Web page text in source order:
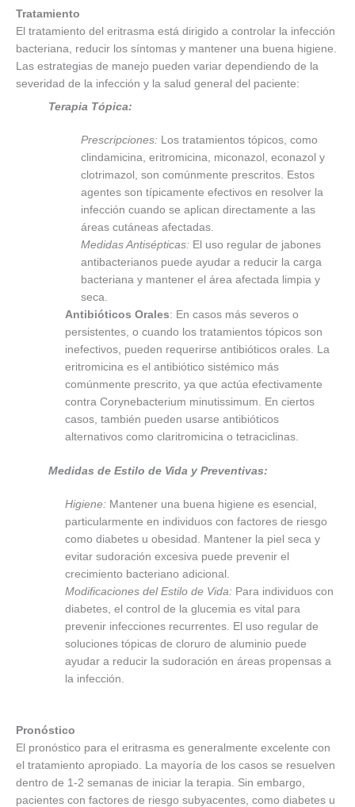
Tratamiento
El tratamiento del eritrasma está dirigido a controlar la infección
bacteriana, reducir los síntomas y mantener una buena higiene.
Las estrategias de manejo pueden variar dependiendo de la
severidad de la infección y la salud general del paciente:
Terapia Tópica:
Prescripciones: Los tratamientos tópicos, como
clindamicina, eritromicina, miconazol, econazol y
clotrimazol, son comúnmente prescritos. Estos
agentes son típicamente efectivos en resolver la
infección cuando se aplican directamente a las
áreas cutáneas afectadas.
Medidas Antisépticas: El uso regular de jabones
antibacterianos puede ayudar a reducir la carga
bacteriana y mantener el área afectada limpia y
seca.
Antibióticos Orales: En casos más severos o
persistentes, o cuando los tratamientos tópicos son
inefectivos, pueden requerirse antibióticos orales. La
eritromicina es el antibiótico sistémico más
comúnmente prescrito, ya que actúa efectivamente
contra Corynebacterium minutissimum. En ciertos
casos, también pueden usarse antibióticos
alternativos como claritromicina o tetraciclinas.
Medidas de Estilo de Vida y Preventivas:
Higiene: Mantener una buena higiene es esencial,
particularmente en individuos con factores de riesgo
como diabetes u obesidad. Mantener la piel seca y
evitar sudoración excesiva puede prevenir el
crecimiento bacteriano adicional.
Modificaciones del Estilo de Vida: Para individuos con
diabetes, el control de la glucemia es vital para
prevenir infecciones recurrentes. El uso regular de
soluciones tópicas de cloruro de aluminio puede
ayudar a reducir la sudoración en áreas propensas a
la infección.
Pronóstico
El pronóstico para el eritrasma es generalmente excelente con
el tratamiento apropiado. La mayoría de los casos se resuelven
dentro de 1-2 semanas de iniciar la terapia. Sin embargo,
pacientes con factores de riesgo subyacentes, como diabetes u